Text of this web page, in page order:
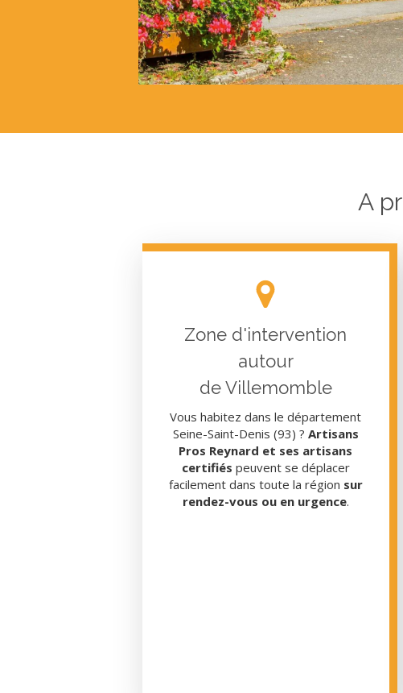
A
Zone d'intervention
autour
de Villemomble
Vous habitez dans le département
Seine-Saint-Denis (93) ? Artisans
Pros Reynard et ses artisans
certifiés peuvent se déplacer
facilement dans toute la région sur
rendez-vous ou en urgence.